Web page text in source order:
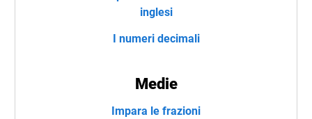
inglesi
I numeri decimali
Medie
Impara le frazioni